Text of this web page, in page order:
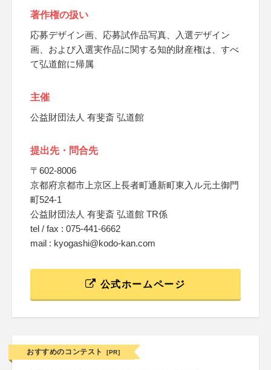
著作権の扱い
応募デザイン画、応募試作品写真、入選デザイン
画、および入選実作品に関する知的財産権は、すべ
て弘道館に帰属
主催
公益財団法人 有斐斎 弘道館
提出先・問合先
〒602-8006
京都府京都市上京区上長者町通新町東入ル元土御門
町524-1
公益財団法人 有斐斎 弘道館 TR係
tel / fax : 075-441-6662
mail : kyogashi@kodo-kan.com
公式ホームページ
おすすめのコンテスト [PR]